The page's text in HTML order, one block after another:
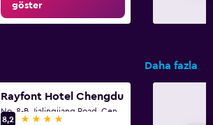
göster
Daha fazla
Rayfont Hotel Chengdu
8,2
4 yıldız